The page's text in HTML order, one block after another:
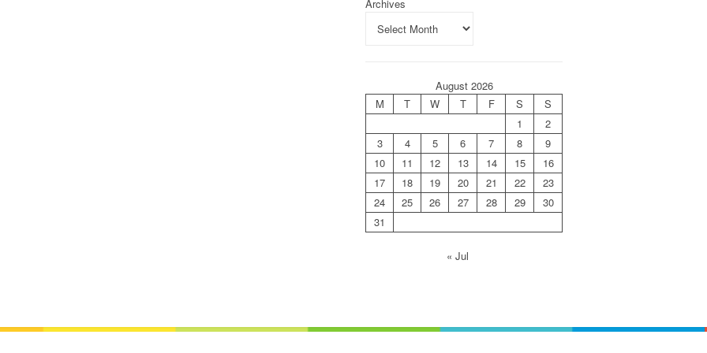
Archives
August 2026
M
T W T F S
S
1
2
3
4 5 6 7 8
9
10
11 12 13 14 15
16
17
18 19 20 21 22
23
24
25 26 27 28 29
30
31
« Jul